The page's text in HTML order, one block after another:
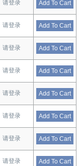
请登录 Add To Cart
请登录 Add To Cart
请登录 Add To Cart
请登录 Add To Cart
请登录 Add To Cart
请登录 Add To Cart
请登录 Add To Cart
请登录 Add To Cart